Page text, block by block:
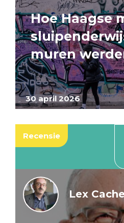
30 april 2026
Hoe Haagse
muren
Recensie
Lex